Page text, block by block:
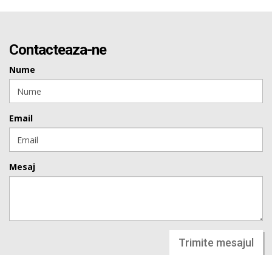
Contacteaza-ne
Nume
Email
Mesaj
Trimite mesajul